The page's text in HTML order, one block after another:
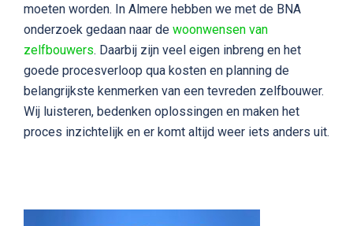
moeten worden. In Almere hebben we met de BNA
onderzoek gedaan naar de woonwensen van
zelfbouwers. Daarbij zijn veel eigen inbreng en het
goede procesverloop qua kosten en planning de
belangrijkste kenmerken van een tevreden zelfbouwer.
Wij luisteren, bedenken oplossingen en maken het
proces inzichtelijk en er komt altijd weer iets anders uit.